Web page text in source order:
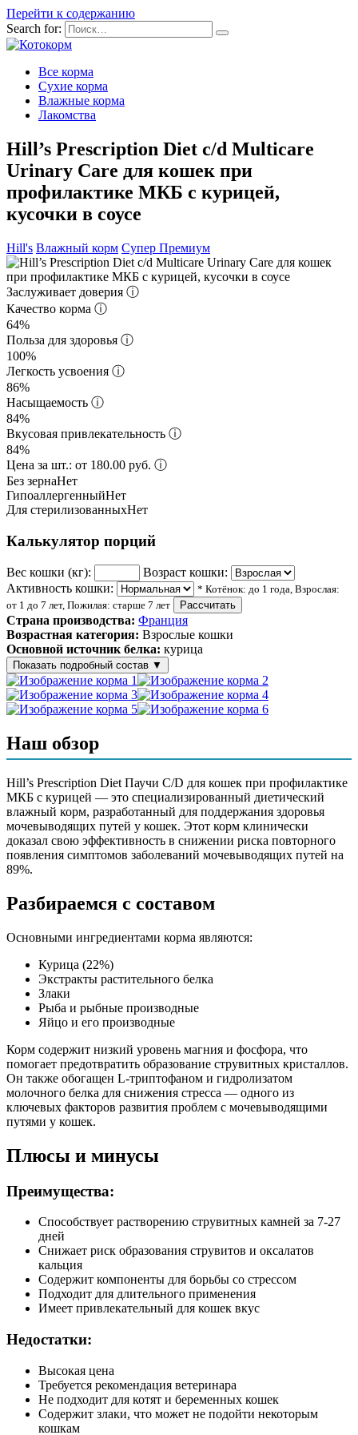
Перейти к содержанию
Search for:
Все корма
Сухие корма
Влажные корма
Лакомства
Hill’s Prescription Diet c/d Multicare
Urinary Care для кошек при
профилактике МКБ с курицей,
кусочки в соусе
Hill's Влажный корм Супер Премиум
Заслуживает доверия ⓘ
Качество корма ⓘ
64%
Польза для здоровья ⓘ
100%
Легкость усвоения ⓘ
86%
Насыщаемость ⓘ
84%
Вкусовая привлекательность ⓘ
84%
Цена за шт.: от 180.00 руб. ⓘ
Без зернаНет
ГипоаллергенныйНет
Для стерилизованныхНет
Калькулятор порций
Вес кошки (кг):
Возраст кошки:
Активность кошки:
* Котёнок: до 1 года, Взрослая:
от 1 до 7 лет, Пожилая: старше 7 лет
Рассчитать
Страна производства: Франция
Возрастная категория: Взрослые кошки
Основной источник белка: курица
Показать подробный состав ▼
Состав корма
экстракты растительного белка, производные растительного
происхождения, злаки, рыба и рыбные производные,
и жиры
Аналитический состав
Белок 8,8%, жир 3,9%, сырая клетчатка 0,44%, хлориды 0,19%,
сера 0,16%, гидроксипролин 0,05%, влага 80,0%, сырая зола
1,2%, кальций 0,15%, фосфор 0,13%, натрий 0,08%, калий
Пищевая ценность
Белок (%)
8.8
Клетчатка (%)
0.44
Зола (%)
1.2
Влага (%)
80
Калорийность (ккал/100г) 84
Наш обзор
Hill’s Prescription Diet Паучи C/D для кошек при профилактике
МКБ с курицей — это специализированный диетический
влажный корм, разработанный для поддержания здоровья
мочевыводящих путей у кошек. Этот корм клинически
доказал свою эффективность в снижении риска повторного
появления симптомов заболеваний мочевыводящих путей на
89%.
Разбираемся с составом
Основными ингредиентами корма являются:
Курица (22%)
Экстракты растительного белка
Злаки
Рыба и рыбные производные
Яйцо и его производные
Корм содержит низкий уровень магния и фосфора, что
помогает предотвратить образование струвитных кристаллов.
Он также обогащен L-триптофаном и гидролизатом
молочного белка для снижения стресса — одного из
ключевых факторов развития проблем с мочевыводящими
путями у кошек.
Плюсы и минусы
Преимущества:
Способствует растворению струвитных камней за 7-27
дней
Снижает риск образования струвитов и оксалатов
кальция
Содержит компоненты для борьбы со стрессом
Подходит для длительного применения
Имеет привлекательный для кошек вкус
Недостатки:
Высокая цена
Требуется рекомендация ветеринара
Не подходит для котят и беременных кошек
Содержит злаки, что может не подойти некоторым
кошкам